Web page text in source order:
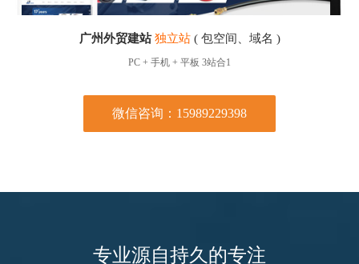
广州外贸建站 独立站( 包空间、域名 )
PC + 手机 + 平板 3站合1
微信咨询：15989229398
专业源自持久的专注